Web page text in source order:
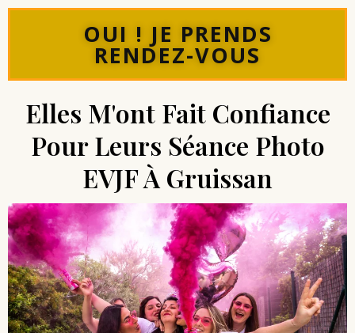
OUI ! JE PRENDS
RENDEZ-VOUS
Elles M'ont Fait Confiance
Pour Leurs Séance Photo
EVJF À Gruissan